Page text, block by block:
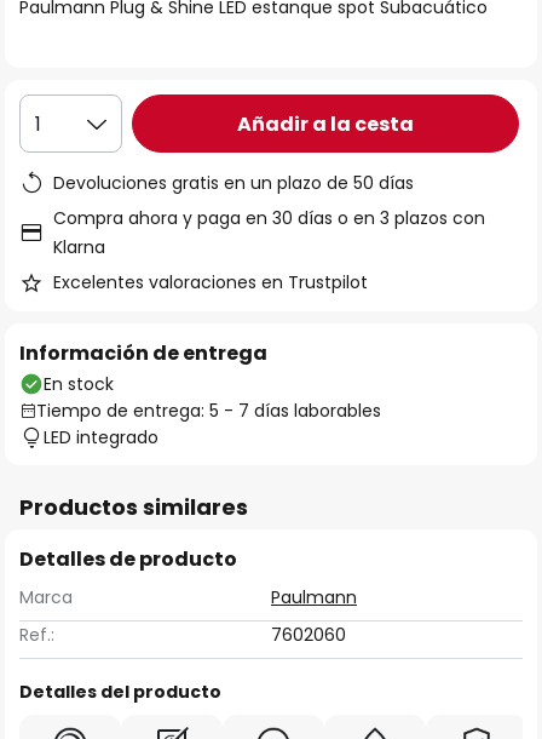
imágenes
Paulmann Plug & Shine LED estanque spot Subacuático
1 Añadir a la cesta
Devoluciones gratis en un plazo de 50 días
Compra ahora y paga en 30 días o en 3 plazos con
Klarna
Excelentes valoraciones en Trustpilot
Información de entrega
En stock
Tiempo de entrega: 5 - 7 días laborables
LED integrado
Productos similares
Detalles de producto
Marca
Paulmann
Ref.:
7602060
Detalles del producto